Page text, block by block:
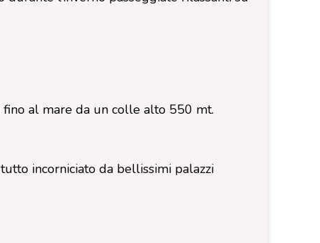
al mare da un colle alto 550 mt.
incorniciato da bellissimi palazzi